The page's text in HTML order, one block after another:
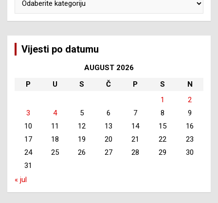
Vijesti po datumu
AUGUST 2026
P
U S Č P S
N
1
2
3
4 5 6 7 8
9
10
11 12 13 14 15
16
17
18 19 20 21 22
23
24
25 26 27 28 29
30
31
« jul